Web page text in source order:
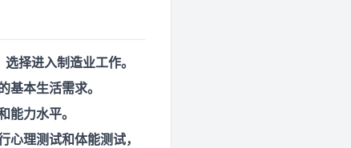
择进入制造业工作。
本生活需求。
能力水平。
理测试和体能测试，